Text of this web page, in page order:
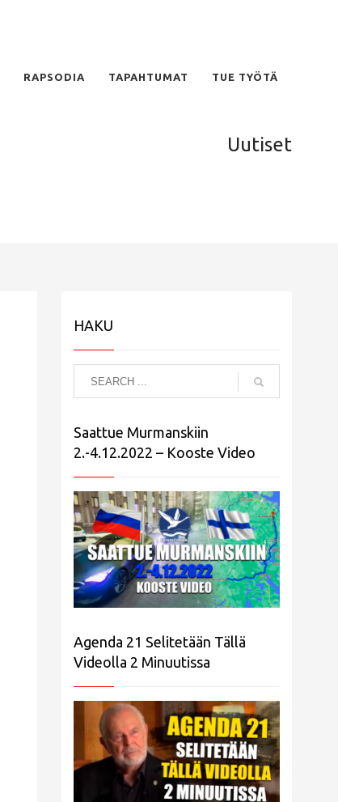
RAPSODIA TAPAHTUMAT TUE TYÖTÄ
Uutiset
HAKU
Saattue Murmanskiin
2.-4.12.2022 – Kooste Video
Agenda 21 Selitetään Tällä
Videolla 2 Minuutissa